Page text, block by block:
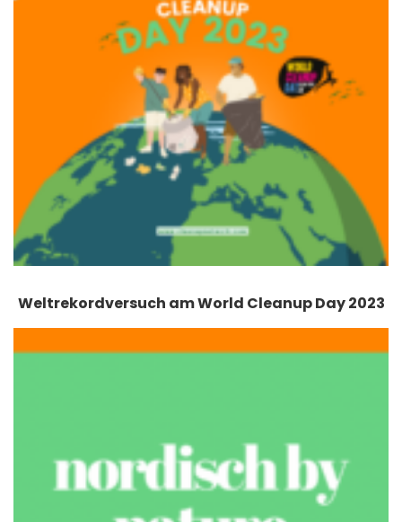
Weltrekordversuch am World Cleanup Day 2023